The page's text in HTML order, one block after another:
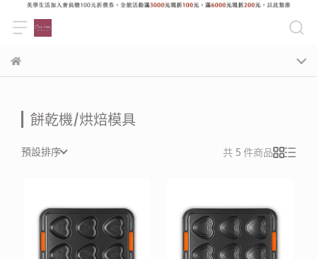
餅乾機/烘焙模具
預設排序 共 5 件商品